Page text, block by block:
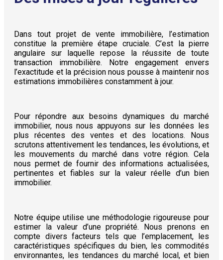
Dans tout projet de vente immobilière, l’estimation
constitue la première étape cruciale. C’est la pierre
angulaire sur laquelle repose la réussite de toute
transaction immobilière. Notre engagement envers
l’exactitude et la précision nous pousse à maintenir nos
estimations immobilières constamment à jour.
Pour répondre aux besoins dynamiques du marché
immobilier, nous nous appuyons sur les données les
plus récentes des ventes et des locations. Nous
scrutons attentivement les tendances, les évolutions, et
les mouvements du marché dans votre région. Cela
nous permet de fournir des informations actualisées,
pertinentes et fiables sur la valeur réelle d’un bien
immobilier.
Notre équipe utilise une méthodologie rigoureuse pour
estimer la valeur d’une propriété. Nous prenons en
compte divers facteurs tels que l’emplacement, les
caractéristiques spécifiques du bien, les commodités
environnantes, les tendances du marché local, et bien